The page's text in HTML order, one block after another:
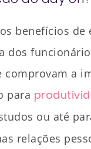
benefícios de
dos
comprovam a
para
ou até
relações